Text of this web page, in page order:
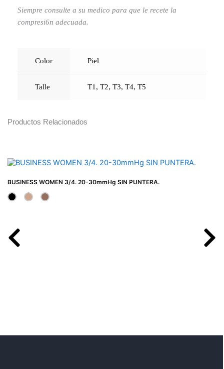
Siempre consulte a su medico para que le recete la
compresi6n adecuada.
Color Piel
Talle T1 , T2, T3, T4, T5
Productos Relacionados
BUSINESS WOMEN 3/4. 20-30mmHg SIN PUNTERA.